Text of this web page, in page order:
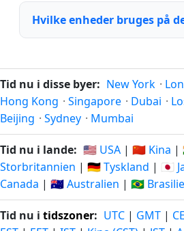
Hvilke enheder bruges på
Tid nu i disse byer: New York ·
Hong Kong · Singapore · Dubai ·
Beijing · Sydney · Mumbai
Tid nu i lande: 🇺🇸 USA | 🇨🇳 Kina |
Storbritannien | 🇩🇪 Tyskland | 🇯🇵
Canada | 🇦🇺 Australien | 🇧🇷
Tid nu i tidszoner: UTC | GMT |